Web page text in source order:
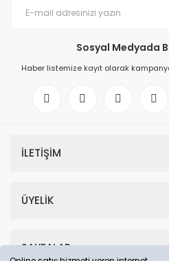
Sosyal Medyada
Haber listemize kayıt olarak
İLETİŞİM
ÜYELİK
SAYFALAR